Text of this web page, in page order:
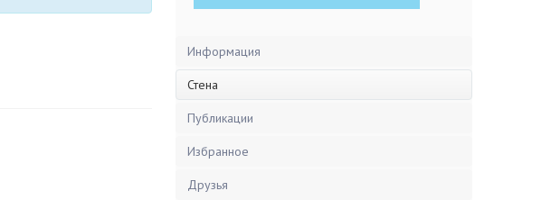
Информация
Стена
Публикации
Избранное
Друзья